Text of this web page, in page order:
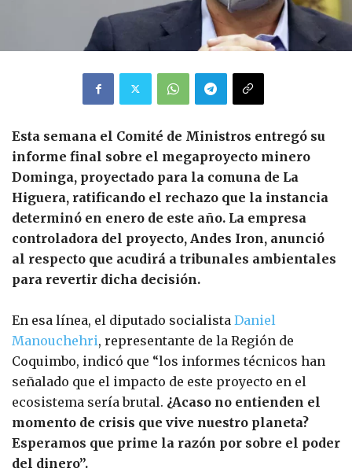
Esta semana el Comité de Ministros entregó su
informe final sobre el megaproyecto minero
Dominga, proyectado para la comuna de La
Higuera, ratificando el rechazo que la instancia
determinó en enero de este año. La empresa
controladora del proyecto, Andes Iron, anunció
al respecto que acudirá a tribunales ambientales
para revertir dicha decisión.
En esa línea, el diputado socialista Daniel
Manouchehri, representante de la Región de
Coquimbo, indicó que “los informes técnicos han
señalado que el impacto de este proyecto en el
ecosistema sería brutal. ¿Acaso no entienden el
momento de crisis que vive nuestro planeta?
Esperamos que prime la razón por sobre el poder
del dinero”.